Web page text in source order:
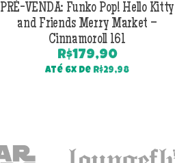
PRÉ-VENDA: Funko Pop! Hello Kitty
and Friends Merry Market –
Cinnamoroll 161
R$179,90
Até 6x de R$29,98